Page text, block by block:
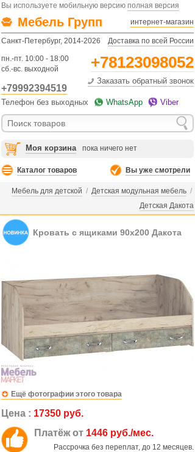
Вы используете мобильную версию полная версия
Мебель Групп интернет-магазин
Санкт-Петербург, 2014-2026 Доставка по всей России
пн.-пт. 10:00 - 18:00
сб.-вс. выходной
+78123098052
+79992394519
Заказать обратный звонок
Телефон без выходных WhatsApp Viber
Моя корзина пока ничего нет
Каталог товаров Вы уже смотрели
Мебель для детской / Детская модульная мебель /
Детская Дакота
Кровать с ящиками 90х200 Дакота
Ещё фотографии этого товара
Цена : 17350 руб.
Платёж от 1446 руб./мес.
Рассрочка без переплат, до 12 месяцев.